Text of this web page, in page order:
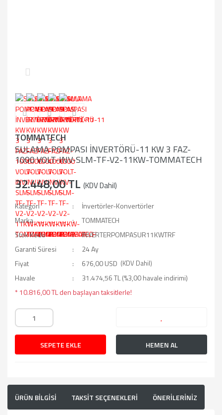
TOMMATECH
SULAMA POMPASI İNVERTÖRÜ-11 KW 3 FAZ-
1000 VOLT-INV-SLM-TF-V2-11KW-TOMMATECH
32.448,00 TL (KDV Dahil)
Kategori
İnvertörler-Konvertörler
Marka
TOMMATECH
Stok Kodu
INVERTERPOMPASUR11KWTRF
Garanti Süresi
24 Ay
Fiyat
676,00 USD (KDV Dahil)
Havale
31.474,56 TL (%3,00 havale indirimi)
* 10.816,00 TL den başlayan taksitlerle!
SEPETE EKLE HEMEN AL
ÜRÜN BİLGİSİ TAKSİT SEÇENEKLERİ ÖNERİLERİNİZ